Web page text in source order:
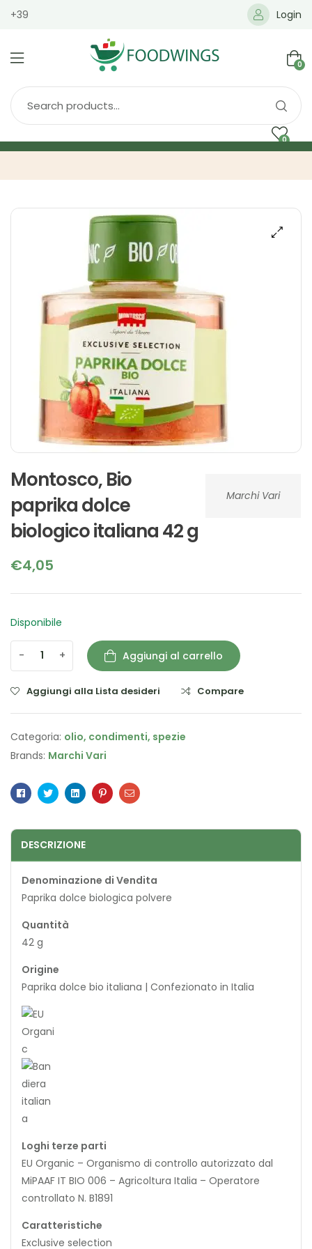
+39 Login
0
0
Marchi Vari
Montosco, Bio
paprika dolce
biologico italiana 42 g
€4,05
Disponibile
- + Aggiungi al carrello
Aggiungi alla Lista desideri Compare
Categoria: olio, condimenti, spezie
Brands: Marchi Vari
Facebook
TwitterLinkedinPinterestEmail
DESCRIZIONE
Denominazione di Vendita
Paprika dolce biologica polvere
Quantità
42 g
Origine
Paprika dolce bio italiana | Confezionato in Italia
Loghi terze parti
EU Organic – Organismo di controllo autorizzato dal
MiPAAF IT BIO 006 – Agricoltura Italia – Operatore
controllato N. B1891
Caratteristiche
Exclusive selection